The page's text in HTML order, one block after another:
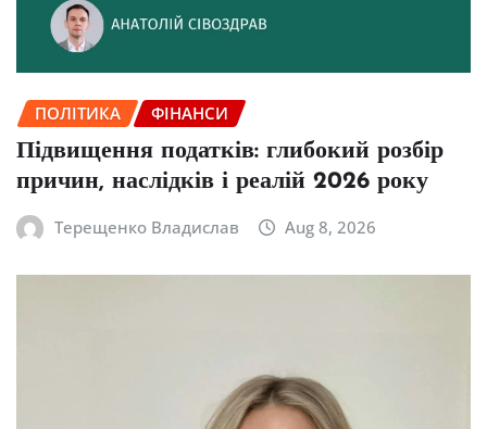
ПОЛІТИКА ФІНАНСИ
Підвищення податків: глибокий розбір
причин, наслідків і реалій 2026 року
Терещенко Владислав Aug 8, 2026